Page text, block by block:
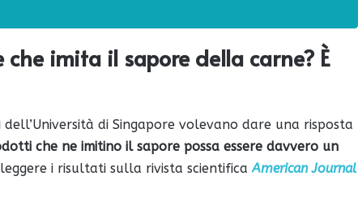
imita il sapore della carne? È
di Singapore volevano dare una risposta
che ne imitino il sapore possa essere davvero un
leggere i risultati sulla rivista scientifica American Journal